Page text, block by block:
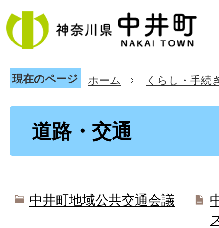
現在のページ ホーム くらし・手続
道路・交通
中井町地域公共交通会議